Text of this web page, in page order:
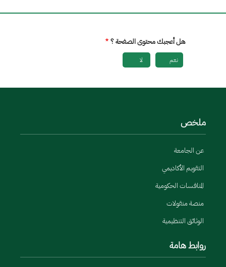
هل أعجبك محتوى الصفحة ؟
نعم لا
ملخص
عن الجامعة
التقويم الأكاديمي
المنافسات الحكومية
منصة منقولات
الوثائق التنظيمية
روابط هامة